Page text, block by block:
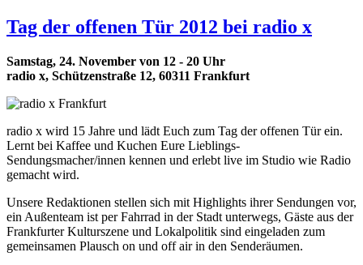
Tag der offenen Tür 2012 bei radio x
Samstag, 24. November von 12 - 20 Uhr
radio x, Schützenstraße 12, 60311 Frankfurt
radio x wird 15 Jahre und lädt Euch zum Tag der offenen Tür ein.
Lernt bei Kaffee und Kuchen Eure Lieblings-
Sendungsmacher/innen kennen und erlebt live im Studio wie Radio
gemacht wird.
Unsere Redaktionen stellen sich mit Highlights ihrer Sendungen vor,
ein Außenteam ist per Fahrrad in der Stadt unterwegs, Gäste aus der
Frankfurter Kulturszene und Lokalpolitik sind eingeladen zum
gemeinsamen Plausch on und off air in den Senderäumen.